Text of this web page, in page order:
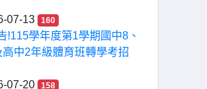
07-13
160
!115學年度第1學期國中8、
中2年級體育班轉學考招
07-20
158